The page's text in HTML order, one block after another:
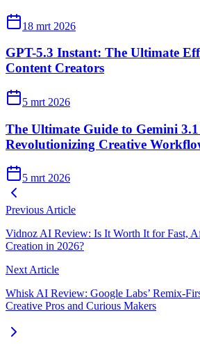
18 mrt 2026
GPT-5.3 Instant: The Ultimate
Content Creators
5 mrt 2026
The Ultimate Guide to Gemini
Revolutionizing Creative
5 mrt 2026
Previous Article
Vidnoz AI Review: Is It Worth It for Fast,
Creation in 2026?
Next Article
Whisk AI Review: Google Labs’ Remix-
Creative Pros and Curious Makers